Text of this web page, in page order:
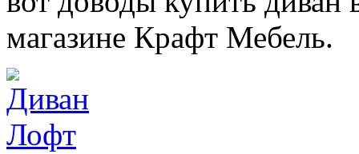
магазине Крафт Мебель.